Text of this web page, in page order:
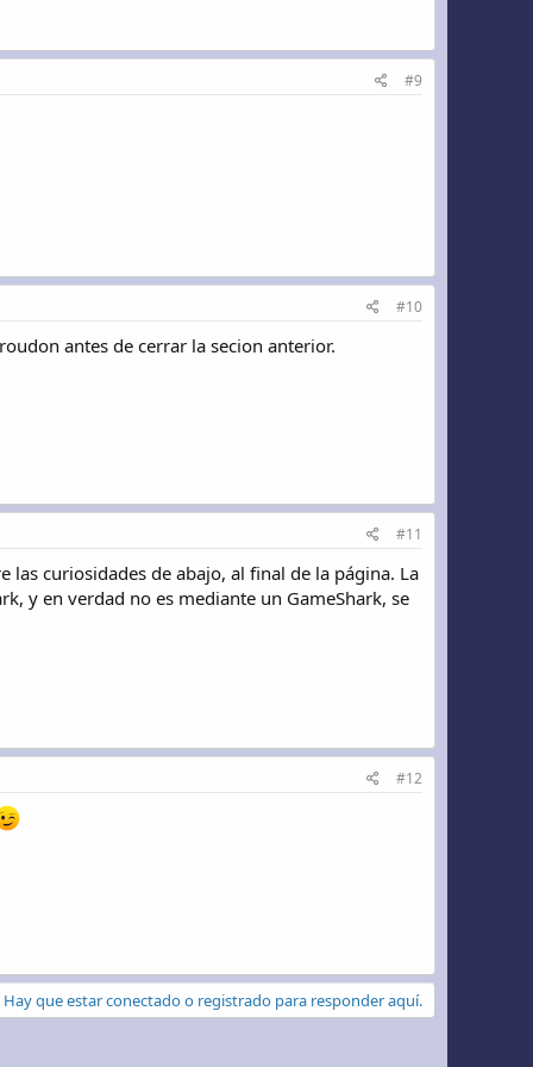
#9
#10
antes de cerrar la secion anterior.
#11
curiosidades de abajo, al final de la página. La
y en verdad no es mediante un GameShark, se
#12
Hay que estar conectado o registrado para responder aquí.